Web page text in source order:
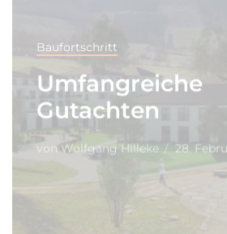
Baufortschritt
Umfangreiche
Gutachten
vonWolfgang Hilleke 28.